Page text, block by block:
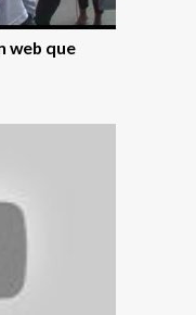
web que